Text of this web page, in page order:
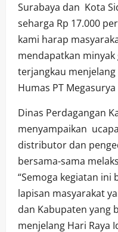
Surabaya dan Kota
seharga Rp 17.000
kami harap
mendapatkan
terjangkau menjelang
Humas PT
Dinas Perdagangan
menyampaikan
distributor dan
bersama-sama
“Semoga kegiatan
lapisan masyarakat
dan Kabupaten yang
menjelang Hari Raya